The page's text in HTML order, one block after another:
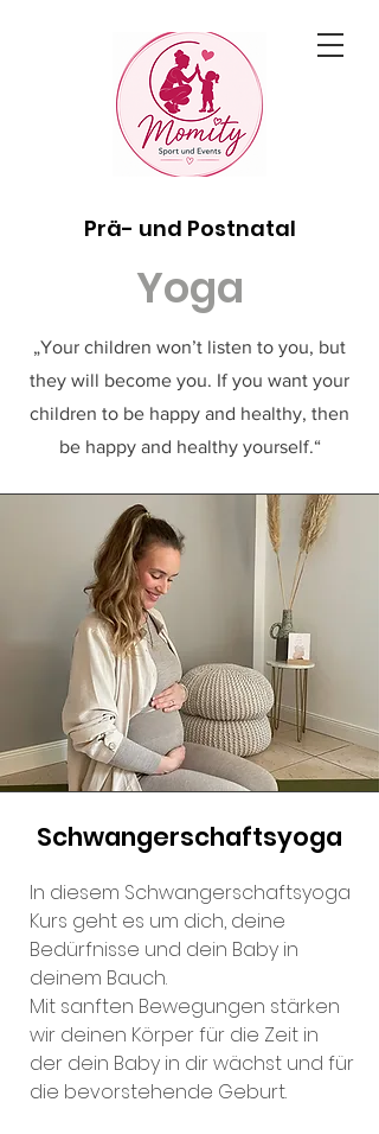
Prä- und Postnatal
Yoga
„Your children won’t listen to you, but
they will become you. If you want your
children to be happy and healthy, then
be happy and healthy yourself.“
Schwangerschaftsyoga
In diesem Schwangerschaftsyoga
Kurs geht es um dich, deine
Bedürfnisse und dein Baby in
deinem Bauch.
Mit sanften Bewegungen stärken
wir deinen Körper für die Zeit in
der dein Baby in dir wächst und für
die bevorstehende Geburt.